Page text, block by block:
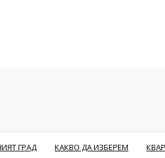
ГРАД КАКВО ДА ИЗБЕРЕМ